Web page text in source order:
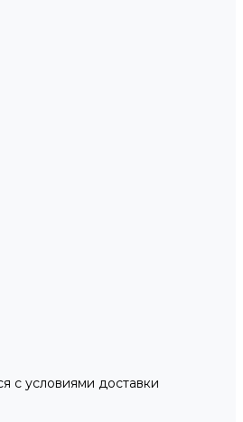
с условиями доставки